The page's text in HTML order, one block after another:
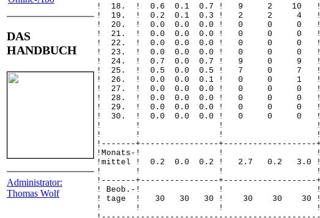
DAS
HANDBUCH
Administrator:
Thomas Wolf
! 18. ! 0.6 0.1 0.7 ! 9 2 10
! 19. ! 0.2 0.1 0.3 ! 2 2
! 20. ! 0.0 0.0 0.0 ! 0
! 21. ! 0.0 0.0 0.0 ! 0
! 22. ! 0.0 0.0 0.0 ! 0
! 23. ! 0.0 0.0 0.0 ! 0 0
! 24. ! 0.7 0.0 0.7 ! 9 0
! 25. ! 0.5 0.0 0.5 ! 7 0
! 26. ! 0.0 0.0 0.1 ! 0 0
! 27. ! 0.0 0.0 0.0 ! 0
! 28. ! 0.0 0.0 0.0 ! 0 0
! 29. ! 0.0 0.0 0.0 ! 0
! 30. ! 0.0 0.0 0.0 ! 0
! ! !
! ! !
!-------+----------------
!mittel ! 0.2 0.0 0.2 ! 2.7 0.2
! ! !
!-------+----------------
!
! tage ! 30 30 30 ! 30
! ! !